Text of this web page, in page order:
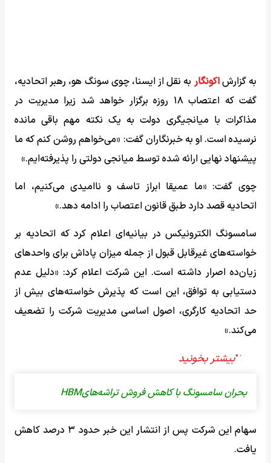
به گزارشاکونگار به نقل از ایسنا، چوی سونگ هو، رهبر اتحادیه،
گفت که اعتصاب ۱۸ روزه برگزار خواهد شد زیرا مدیریت در
مذاکرات با میانجیگری دولت به یک نکته‌ مهم باقی مانده
نرسیده است. او به خبرنگاران گفت: «می‌خواهم روشن کنم که ما
پیشنهاد نهایی ارائه شده توسط میانجی دولتی را پذیرفته‌ایم.»
چوی گفت: «ما عمیقا ابراز تاسف و ناامیدی می‌کنیم، اما
اتحادیه قصد دارد طبق قانون اعتصاب را ادامه دهد.»
سامسونگ الکترونیکس در بیانیه‌ای اعلام کرد که اتحادیه بر
خواسته‌های غیرقابل قبول از جمله میزان پاداش برای واحدهای
زیان‌ده اصرار داشته است. این شرکت اعلام کرد: «دلیل عدم
دستیابی به توافق، این است که پذیرش خواسته‌های بیش از
حد اتحادیه کارگری، اصول اساسی مدیریت شرکت را تضعیف
می‌کند.»
بحران سامسونگ با کاهش فروش تراشه‌هایHBM
سهام این شرکت پس از انتشار این خبر حدود ۳ درصد کاهش
یافت.